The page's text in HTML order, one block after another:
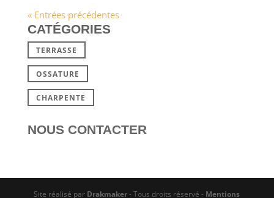
« Entrées précédentes
CATÉGORIES
TERRASSE
OSSATURE
CHARPENTE
NOUS CONTACTER
Site réalisé par Drakmaker- Tous droits réservé - Mentions